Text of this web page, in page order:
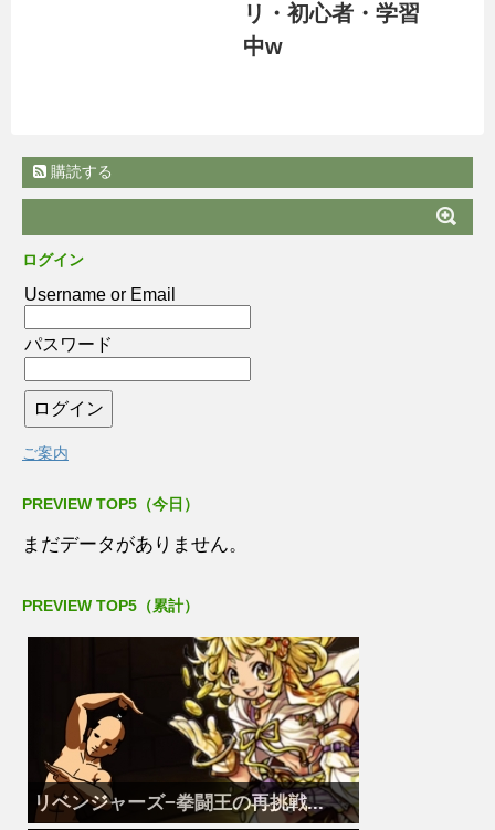
リ・初心者・学習
中w
購読する
ログイン
Username or Email
パスワード
ご案内
PREVIEW TOP5（今日）
まだデータがありません。
PREVIEW TOP5（累計）
リベンジャーズ−拳闘王の再挑戦...